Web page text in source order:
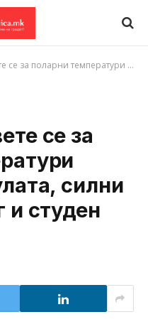
длабоко под нулата, силни врнежи од снег и студен северен ветар
се за
силни
и студен